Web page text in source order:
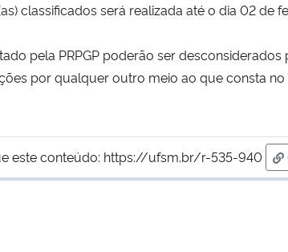
classificados será realizada até o dia 02 de
pela PRPGP poderão ser
por qualquer outro meio ao que consta no
este conteúdo: https://ufsm.br/r-535-940